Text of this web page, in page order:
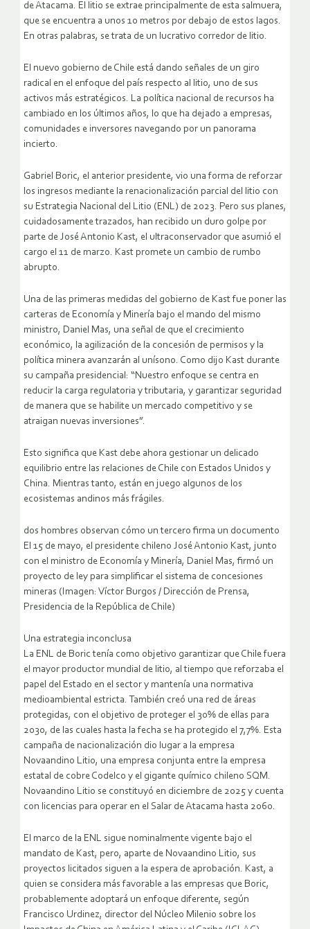
de Atacama. El litio se extrae principalmente de esta salmuera,
que se encuentra a unos 10 metros por debajo de estos lagos.
En otras palabras, se trata de un lucrativo corredor de litio.
El nuevo gobierno de Chile está dando señales de un giro
radical en el enfoque del país respecto al litio, uno de sus
activos más estratégicos. La política nacional de recursos ha
cambiado en los últimos años, lo que ha dejado a empresas,
comunidades e inversores navegando por un panorama
incierto.
Gabriel Boric, el anterior presidente, vio una forma de reforzar
los ingresos mediante la renacionalización parcial del litio con
su Estrategia Nacional del Litio (ENL) de 2023. Pero sus planes,
cuidadosamente trazados, han recibido un duro golpe por
parte de José Antonio Kast, el ultraconservador que asumió el
cargo el 11 de marzo. Kast promete un cambio de rumbo
abrupto.
Una de las primeras medidas del gobierno de Kast fue poner las
carteras de Economía y Minería bajo el mando del mismo
ministro, Daniel Mas, una señal de que el crecimiento
económico, la agilización de la concesión de permisos y la
política minera avanzarán al unísono. Como dijo Kast durante
su campaña presidencial: “Nuestro enfoque se centra en
reducir la carga regulatoria y tributaria, y garantizar seguridad
de manera que se habilite un mercado competitivo y se
atraigan nuevas inversiones”.
Esto significa que Kast debe ahora gestionar un delicado
equilibrio entre las relaciones de Chile con Estados Unidos y
China. Mientras tanto, están en juego algunos de los
ecosistemas andinos más frágiles.
dos hombres observan cómo un tercero firma un documento
El 15 de mayo, el presidente chileno José Antonio Kast, junto
con el ministro de Economía y Minería, Daniel Mas, firmó un
proyecto de ley para simplificar el sistema de concesiones
mineras (Imagen: Víctor Burgos / Dirección de Prensa,
Presidencia de la República de Chile)
Una estrategia inconclusa
La ENL de Boric tenía como objetivo garantizar que Chile fuera
el mayor productor mundial de litio, al tiempo que reforzaba el
papel del Estado en el sector y mantenía una normativa
medioambiental estricta. También creó una red de áreas
protegidas, con el objetivo de proteger el 30% de ellas para
2030, de las cuales hasta la fecha se ha protegido el 7,7%. Esta
campaña de nacionalización dio lugar a la empresa
Novaandino Litio, una empresa conjunta entre la empresa
estatal de cobre Codelco y el gigante químico chileno SQM.
Novaandino Litio se constituyó en diciembre de 2025 y cuenta
con licencias para operar en el Salar de Atacama hasta 2060.
El marco de la ENL sigue nominalmente vigente bajo el
mandato de Kast, pero, aparte de Novaandino Litio, sus
proyectos licitados siguen a la espera de aprobación. Kast, a
quien se considera más favorable a las empresas que Boric,
probablemente adoptará un enfoque diferente, según
Francisco Urdinez, director del Núcleo Milenio sobre los